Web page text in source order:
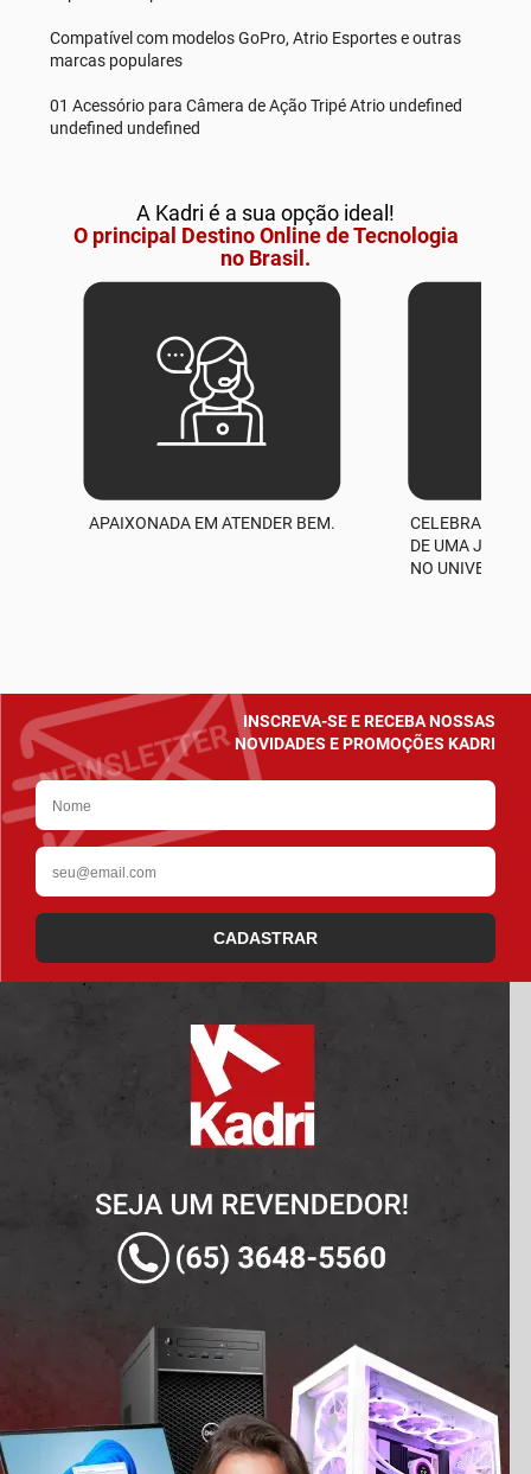
Compatível com modelos GoPro, Atrio Esportes e outras
marcas populares
01 Acessório para Câmera de Ação Tripé Atrio undefined
undefined undefined
A Kadri é a sua opção ideal!
O principal Destino Online de Tecnologia
no Brasil.
APAIXONADA EM ATENDER BEM.
CELEBRAMOS
DE UMA
NO UNIVERSO
INSCREVA-SE E RECEBA NOSSAS
NOVIDADES E PROMOÇÕES KADRI
CADASTRAR